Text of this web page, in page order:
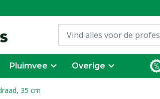
Pluimvee Overige
35 cm